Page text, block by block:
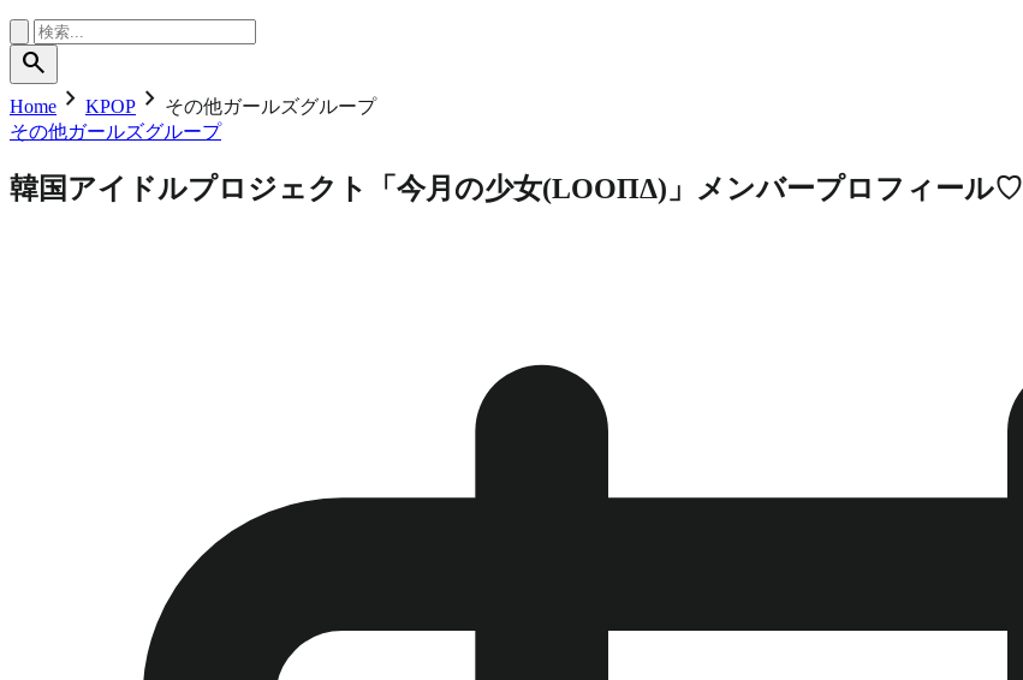
search
Home chevron_right KPOP chevron_right その他ガールズグループ
その他ガールズグループ
韓国アイドルプロジェクト「今月の少女(LOOΠΔ)」メンバープロフィール♡